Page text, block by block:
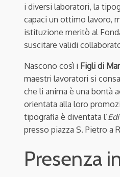
i diversi laboratori, la
capaci un ottimo lavoro,
istituzione meritò al
suscitare validi
Nascono così i Figli di
maestri lavoratori si
che li anima è una bontà
orientata alla loro
tipografia è diventata l’
presso piazza S. Pietro a
Presenza